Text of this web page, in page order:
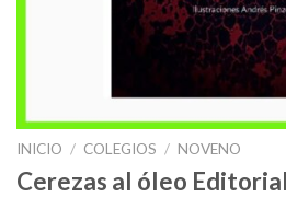
INICIO / COLEGIOS / NOVENO
Cerezas al óleo